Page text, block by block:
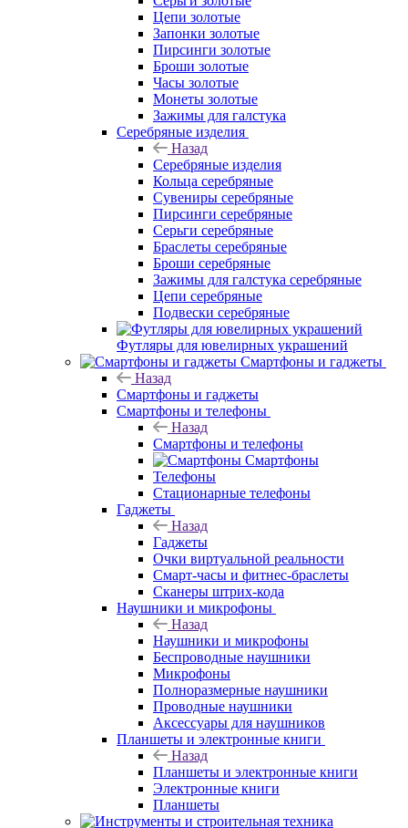
Цепи золотые
Запонки золотые
Пирсинги золотые
Броши золотые
Часы золотые
Монеты золотые
Зажимы для галстука
Серебряные изделия
Назад
Серебряные изделия
Кольца серебряные
Сувениры серебряные
Пирсинги серебряные
Серьги серебряные
Браслеты серебряные
Броши серебряные
Зажимы для галстука серебряные
Цепи серебряные
Подвески серебряные
Футляры для ювелирных украшений
Смартфоны и гаджеты
Назад
Смартфоны и гаджеты
Смартфоны и телефоны
Назад
Смартфоны и телефоны
Смартфоны
Телефоны
Стационарные телефоны
Гаджеты
Назад
Гаджеты
Очки виртуальной реальности
Смарт-часы и фитнес-браслеты
Сканеры штрих-кода
Наушники и микрофоны
Назад
Наушники и микрофоны
Беспроводные наушники
Микрофоны
Полноразмерные наушники
Проводные наушники
Аксессуары для наушников
Планшеты и электронные книги
Назад
Планшеты и электронные книги
Электронные книги
Планшеты